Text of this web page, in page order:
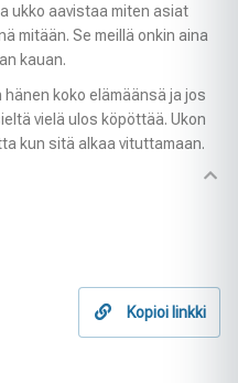
ukko aavistaa miten asiat
mitään. Se meillä onkin aina
kauan.
koko elämäänsä ja jos
vielä ulos köpöttää. Ukon
kun sitä alkaa vituttamaan.
Kopioi linkki